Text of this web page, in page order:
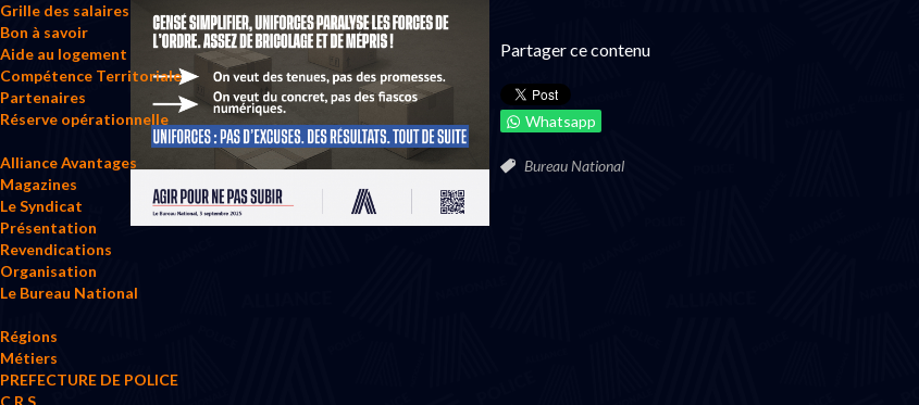
Grille des salaires
Bon à savoir
Aide au logement
Compétence Territoriale
Partenaires
Réserve opérationnelle
Alliance Avantages
Magazines
Le Syndicat
Présentation
Revendications
Organisation
Le Bureau National
Régions
Métiers
PREFECTURE DE POLICE
Partager ce contenu
Whatsapp
Bureau National